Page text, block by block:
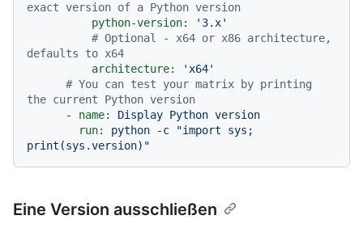
exact version of a Python version
python-version:
'3.x'
# Optional - x64 or x86 architecture,
defaults to x64
architecture:
'x64'
# You can test your matrix by printing
the current Python version
-
name: Display Python version
run:
python -c
"import sys;
print(sys.version)"
Eine Version ausschließen